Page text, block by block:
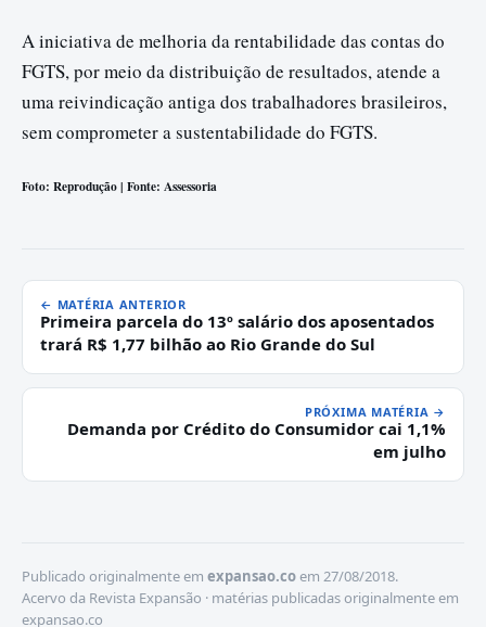
A iniciativa de melhoria da rentabilidade das contas do
FGTS, por meio da distribuição de resultados, atende a
uma reivindicação antiga dos trabalhadores brasileiros,
sem comprometer a sustentabilidade do FGTS.
Foto: Reprodução | Fonte: Assessoria
← MATÉRIA ANTERIOR
Primeira parcela do 13º salário dos aposentados
trará R$ 1,77 bilhão ao Rio Grande do Sul
PRÓXIMA MATÉRIA →
Demanda por Crédito do Consumidor cai 1,1%
em julho
Publicado originalmente em expansao.coem 27/08/2018.
Acervo da Revista Expansão · matérias publicadas originalmente em
expansao.co